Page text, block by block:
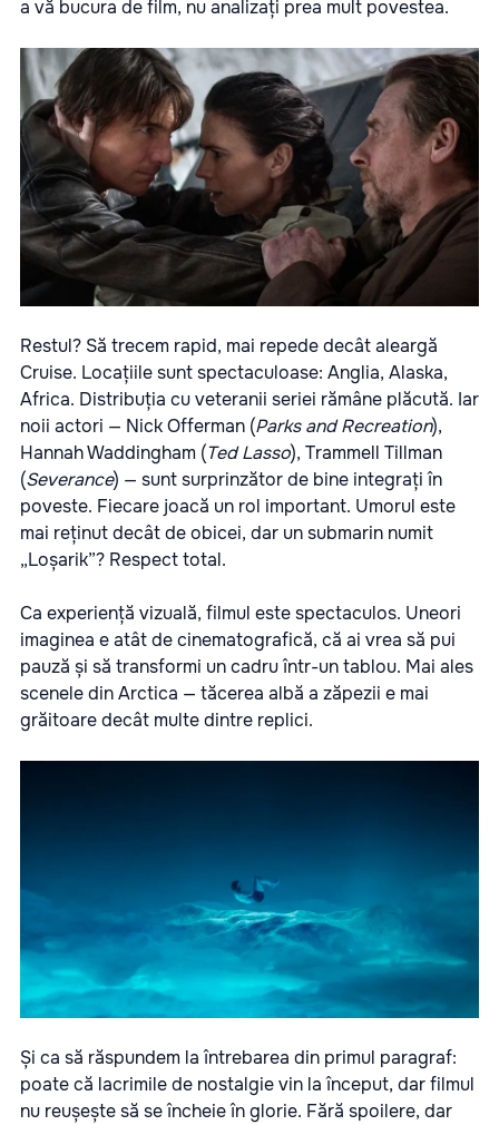
a vă bucura de film, nu analizați prea mult povestea.
Restul? Să trecem rapid, mai repede decât aleargă
Cruise. Locațiile sunt spectaculoase: Anglia, Alaska,
Africa. Distribuția cu veteranii seriei rămâne plăcută. Iar
noii actori — Nick Offerman (Parks and Recreation),
Hannah Waddingham (Ted Lasso), Trammell Tillman
(Severance) — sunt surprinzător de bine integrați în
poveste. Fiecare joacă un rol important. Umorul este
mai reținut decât de obicei, dar un submarin numit
„Loșarik”? Respect total.
Ca experiență vizuală, filmul este spectaculos. Uneori
imaginea e atât de cinematografică, că ai vrea să pui
pauză și să transformi un cadru într-un tablou. Mai ales
scenele din Arctica — tăcerea albă a zăpezii e mai
grăitoare decât multe dintre replici.
Și ca să răspundem la întrebarea din primul paragraf:
poate că lacrimile de nostalgie vin la început, dar filmul
nu reușește să se încheie în glorie. Fără spoilere, dar